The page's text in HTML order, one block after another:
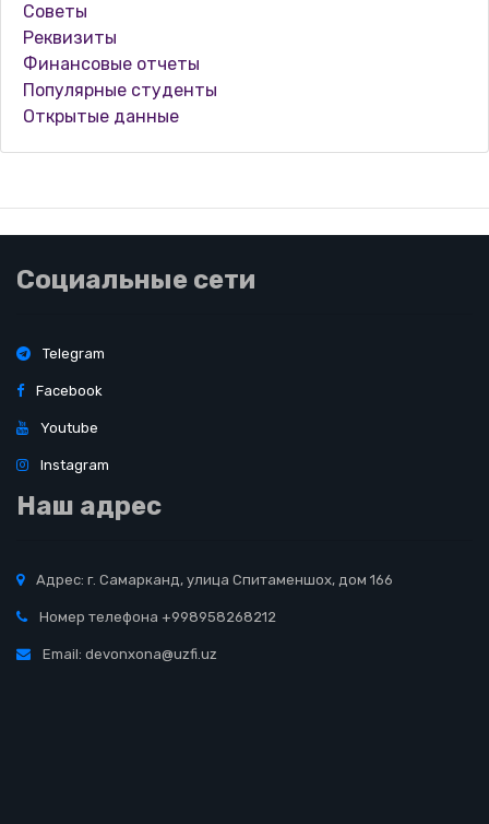
Советы
Реквизиты
Финансовые отчеты
Популярные студенты
Открытые данные
Социальные сети
Telegram
Facebook
Youtube
Instagram
Наш адрес
Адрес: г. Самарканд, улица Спитаменшох, дом 166
Номер телефона +998958268212
Email: devonxona@uzfi.uz